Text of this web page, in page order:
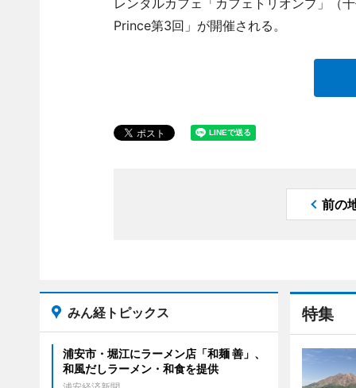
レンタルカフェ「カフェトリオンプ」（
Prince第3回」が開催される。
前の
特集
みん経トピックス
浦安市・堀江にラーメン店「和麺 善」、
和風だしラーメン・和食を提供